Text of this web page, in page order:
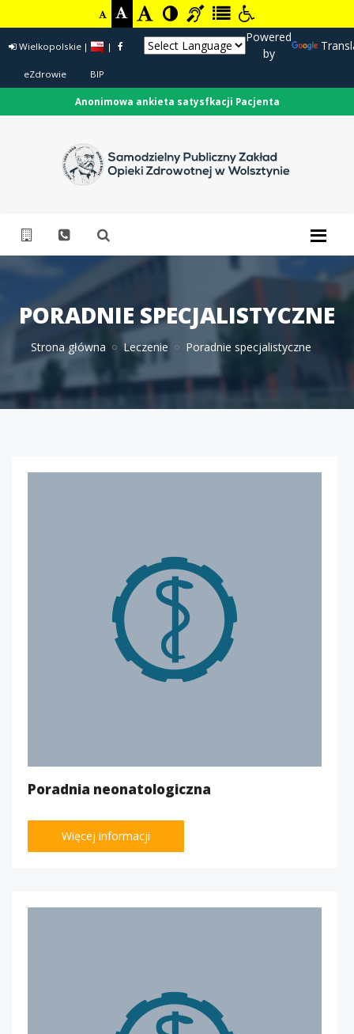
Wielkopolskie
eZdrowie
|
BIP
|
Powered
by
Anonimowa ankieta satysfkacji Pacjenta
PORADNIE SPECJALISTYCZNE
Strona główna Leczenie Poradnie specjalistyczne
Poradnia neonatologiczna
Więcej informacji